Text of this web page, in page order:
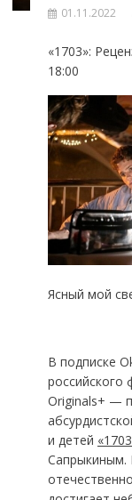
01.11.2022
«1703»:
18:00
Ясный мой
В подписке
российского
Originals+ —
и детей
Сапрыкиным.